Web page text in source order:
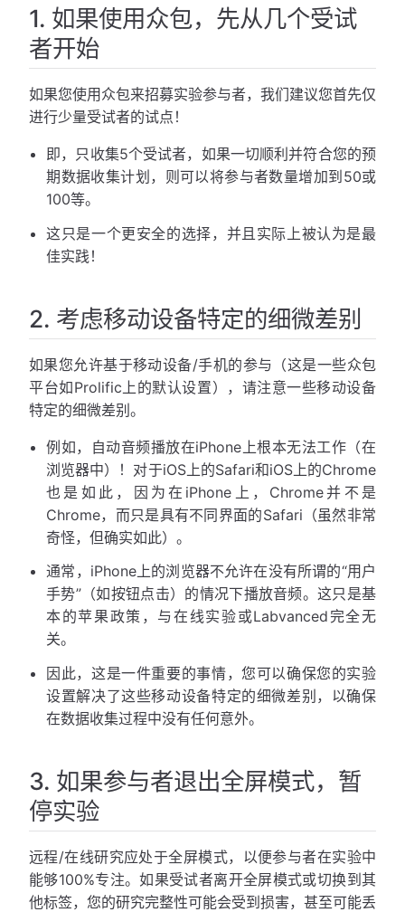
1. 如果使用众包，先从几个受试
者开始
如果您使用众包来招募实验参与者，我们建议您首先仅
进行少量受试者的试点！
即，只收集5个受试者，如果一切顺利并符合您的预
期数据收集计划，则可以将参与者数量增加到50或
100等。
这只是一个更安全的选择，并且实际上被认为是最
佳实践！
2. 考虑移动设备特定的细微差别
如果您允许基于移动设备/手机的参与（这是一些众包
平台如Prolific上的默认设置），请注意一些移动设备
特定的细微差别。
例如，自动音频播放在iPhone上根本无法工作（在
浏览器中）！对于iOS上的Safari和iOS上的Chrome
也是如此，因为在iPhone上，Chrome并不是
Chrome，而只是具有不同界面的Safari（虽然非常
奇怪，但确实如此）。
通常，iPhone上的浏览器不允许在没有所谓的“用户
手势”（如按钮点击）的情况下播放音频。这只是基
本的苹果政策，与在线实验或Labvanced完全无
关。
因此，这是一件重要的事情，您可以确保您的实验
设置解决了这些移动设备特定的细微差别，以确保
在数据收集过程中没有任何意外。
3. 如果参与者退出全屏模式，暂
停实验
远程/在线研究应处于全屏模式，以便参与者在实验中
能够100%专注。如果受试者离开全屏模式或切换到其
他标签，您的研究完整性可能会受到损害，甚至可能丢